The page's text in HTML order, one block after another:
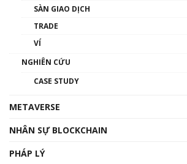
thống & Crypto qua các cuộc
01:32:59
SÀN GIAO DỊCH
TRADE
VÍ
NGHIÊN CỨU
CASE STUDY
METAVERSE
NHÂN SỰ BLOCKCHAIN
PHÁP LÝ